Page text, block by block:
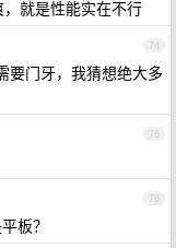
就是性能实在不行
74
要门牙，我猜想绝大多
75
76
板？